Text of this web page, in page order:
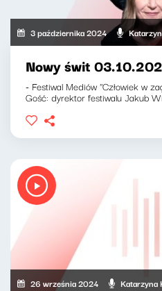
3 października 2024
Nowy świt
- Festiwal Mediów ''Człowiek w
Gość: dyrektor festiwalu Jakub
26 września 2024 Katarzyna